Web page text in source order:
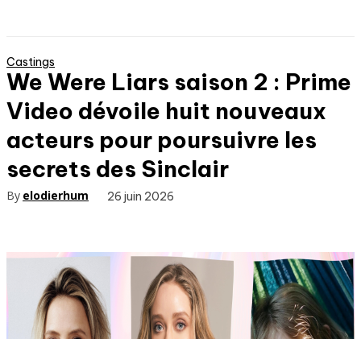
Castings
We Were Liars saison 2 : Prime
Video dévoile huit nouveaux
acteurs pour poursuivre les
secrets des Sinclair
By elodierhum 26 juin 2026